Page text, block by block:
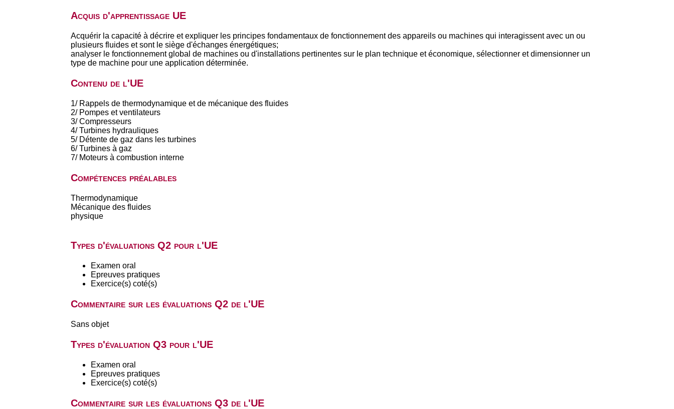
Acquis d'apprentissage UE
Acquérir la capacité à décrire et expliquer les principes fondamentaux de fonctionnement des appareils ou machines qui interagissent avec un ou
plusieurs fluides et sont le siège d'échanges énergétiques;
analyser le fonctionnement global de machines ou d'installations pertinentes sur le plan technique et économique, sélectionner et dimensionner un
type de machine pour une application déterminée.
Contenu de l'UE
1/ Rappels de thermodynamique et de mécanique des fluides
2/ Pompes et ventilateurs
3/ Compresseurs
4/ Turbines hydrauliques
5/ Détente de gaz dans les turbines
6/ Turbines à gaz
7/ Moteurs à combustion interne
Compétences préalables
Thermodynamique
Mécanique des fluides
physique
Types d'évaluations Q2 pour l'UE
Examen oral
Epreuves pratiques
Exercice(s) coté(s)
Commentaire sur les évaluations Q2 de l'UE
Sans objet
Types d'évaluation Q3 pour l'UE
Examen oral
Epreuves pratiques
Exercice(s) coté(s)
Commentaire sur les évaluations Q3 de l'UE